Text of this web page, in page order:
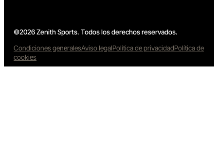
©2026 Zenith Sports. Todos los derechos reservados.
Condiciones generalesAviso legalPolítica de privacidadPolítica de
cookies